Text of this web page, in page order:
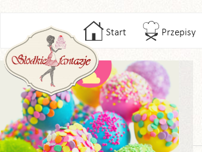
Start Przepisy